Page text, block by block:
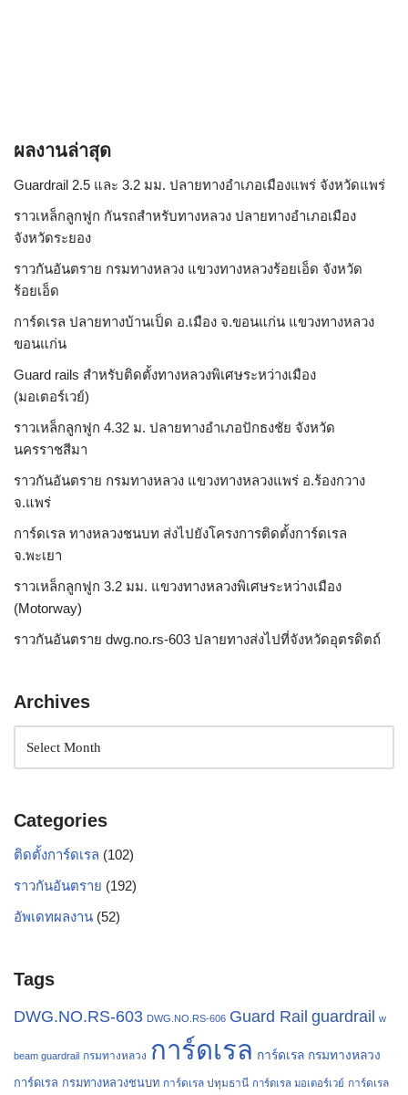
ผลงานล่าสุด
Guardrail 2.5 และ 3.2 มม. ปลายทางอำเภอเมืองแพร่ จังหวัดแพร่
ราวเหล็กลูกฟูก กันรถสําหรับทางหลวง ปลายทางอำเภอเมือง
จังหวัดระยอง
ราวกันอันตราย กรมทางหลวง แขวงทางหลวงร้อยเอ็ด จังหวัด
ร้อยเอ็ด
การ์ดเรล ปลายทางบ้านเป็ด อ.เมือง จ.ขอนแก่น แขวงทางหลวง
ขอนแก่น
Guard rails สำหรับติดตั้งทางหลวงพิเศษระหว่างเมือง
(มอเตอร์เวย์)
ราวเหล็กลูกฟูก 4.32 ม. ปลายทางอำเภอปักธงชัย จังหวัด
นครราชสีมา
ราวกันอันตราย กรมทางหลวง แขวงทางหลวงแพร่ อ.ร้องกวาง
จ.แพร่
การ์ดเรล ทางหลวงชนบท ส่งไปยังโครงการติดตั้งการ์ดเรล
จ.พะเยา
ราวเหล็กลูกฟูก 3.2 มม. แขวงทางหลวงพิเศษระหว่างเมือง
(Motorway)
ราวกันอันตราย dwg.no.rs-603 ปลายทางส่งไปที่จังหวัดอุตรดิตถ์
Archives
Categories
ติดตั้งการ์ดเรล (102)
ราวกันอันตราย (192)
อัพเดทผลงาน (52)
Tags
DWG.NO.RS-603 DWG.NO.RS-606 Guard Rail guardrail w
beam guardrail กรมทางหลวง การ์ดเรล การ์ดเรล กรมทางหลวง
การ์ดเรล กรมทางหลวงชนบท การ์ดเรล ปทุมธานี การ์ดเรล มอเตอร์เวย์ การ์ดเรล